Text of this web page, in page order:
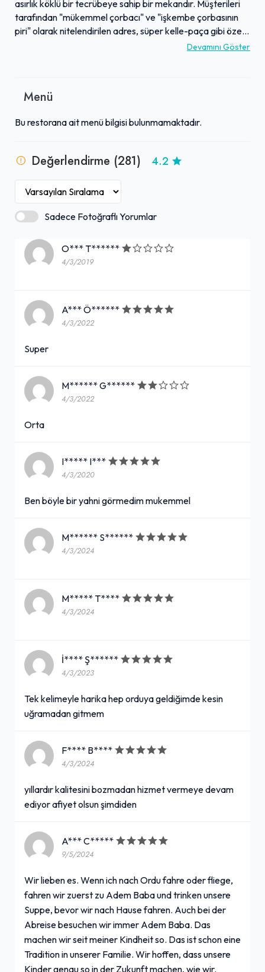
asırlık köklü bir tecrübeye sahip bir mekandır. Müşterileri
tarafından "mükemmel çorbacı" ve "işkembe çorbasının
piri" olarak nitelendirilen adres, süper kelle-paça gibi özel
lezzetleriyle de beğeni toplamaktadır. Lezzetli ve taze
edilmektedir. Müşterileri tarafından "harika bir yer" olarak
bir deneyim sunar.
Devamını Göster
Menü
Bu restorana ait menü bilgisi bulunmamaktadır.
Değerlendirme (281) 4.2
Sadece Fotoğraflı Yorumlar
O*** T******
4/3/2019
A*** Ö******
4/3/2022
Super
M****** G******
4/3/2022
Orta
I***** I***
4/3/2020
Ben böyle bir yahni görmedim mukemmel
M****** S******
4/3/2024
M***** T****
4/3/2024
İ**** Ş******
4/3/2023
Tek kelimeyle harika hep orduya geldiğimde kesin
uğramadan gitmem
F**** B****
4/3/2024
yıllardır kalitesini bozmadan hizmet vermeye devam
ediyor afiyet olsun şimdiden
A*** C*****
9/5/2024
Wir lieben es. Wenn ich nach Ordu fahre oder fliege,
fahren wir zuerst zu Adem Baba und trinken unsere
Suppe, bevor wir nach Hause fahren. Auch bei der
Abreise besuchen wir immer Adem Baba. Das
machen wir seit meiner Kindheit so. Das ist schon eine
Tradition in unserer Familie. Wir hoffen, dass unsere
Kinder genau so in der Zukunft machen, wie wir.